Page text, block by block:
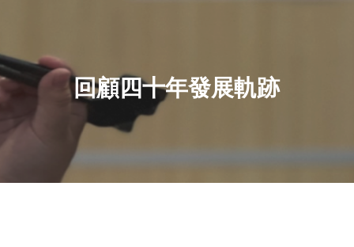
回顧四十年發展軌跡